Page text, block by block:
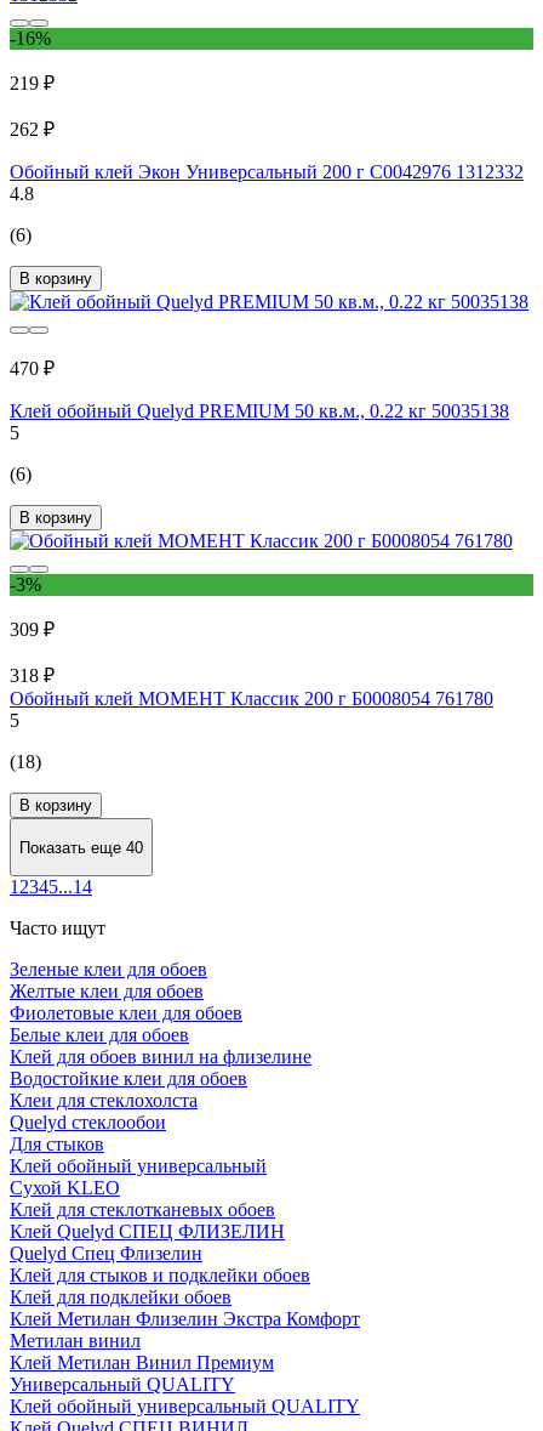
-16%
219 ₽
262 ₽
Обойный клей Экон Универсальный 200 г C0042976 1312332
4.8
(6)
В корзину
470 ₽
Клей обойный Quelyd PREMIUM 50 кв.м., 0.22 кг 50035138
5
(6)
В корзину
-3%
309 ₽
318 ₽
Обойный клей МОМЕНТ Классик 200 г Б0008054 761780
5
(18)
В корзину
Показать еще 40
1 2345...14
Часто ищут
Зелeные клеи для обоев
Жeлтые клеи для обоев
Фиолетовые клеи для обоев
Белые клеи для обоев
Клей для обоев винил на флизелине
Водостойкие клеи для обоев
Клеи для стеклохолста
Quelyd стеклообои
Для стыков
Клей обойный универсальный
Сухой KLEO
Клей для стеклотканевых обоев
Клей Quelyd СПЕЦ ФЛИЗЕЛИН
Quelyd Спец Флизелин
Клей для стыков и подклейки обоев
Клей для подклейки обоев
Клей Метилан Флизелин Экстра Комфорт
Метилан винил
Клей Метилан Винил Премиум
Универсальный QUALITY
Клей обойный универсальный QUALITY